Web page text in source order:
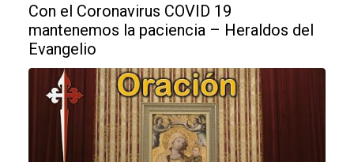
Con el Coronavirus COVID 19
mantenemos la paciencia – Heraldos del
Evangelio